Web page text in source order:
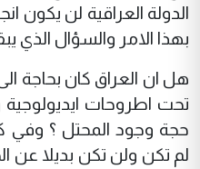
الدولة العراقية لن يكون
بهذا الامر والسؤال الذي
هل ان العراق كان بحاجة
تحت اطروحات ايديولوجية
حجة وجود المحتل ؟ وفي
لم تكن ولن تكن بديلا عن